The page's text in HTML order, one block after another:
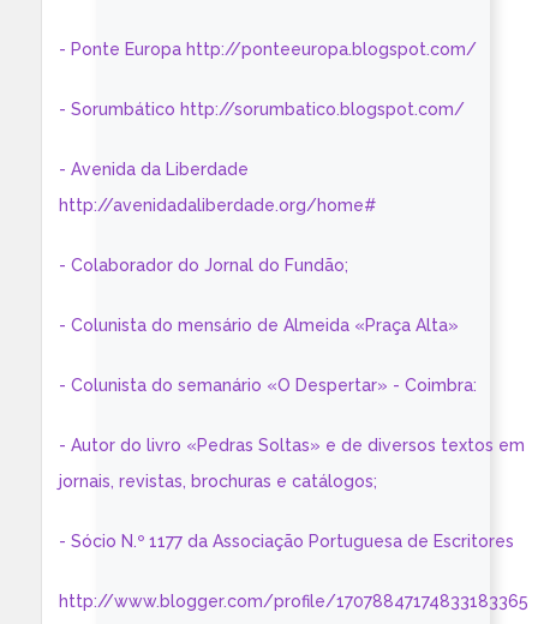
- Ponte Europa http://ponteeuropa.blogspot.com/
- Sorumbático http://sorumbatico.blogspot.com/
- Avenida da Liberdade
http://avenidadaliberdade.org/home#
- Colaborador do Jornal do Fundão;
- Colunista do mensário de Almeida «Praça Alta»
- Colunista do semanário «O Despertar» - Coimbra:
- Autor do livro «Pedras Soltas» e de diversos textos em
jornais, revistas, brochuras e catálogos;
- Sócio N.º 1177 da Associação Portuguesa de Escritores
http://www.blogger.com/profile/17078847174833183365